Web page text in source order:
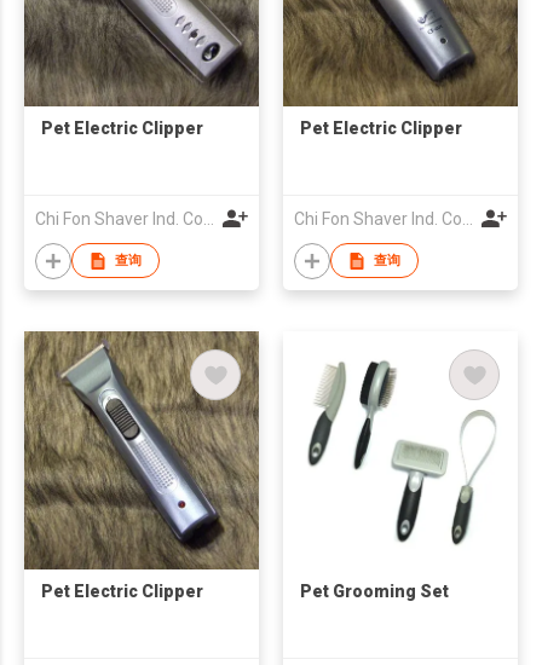
Pet Electric Clipper
Chi Fon Shaver Ind. Co., Ltd.
查询
Pet Electric Clipper
Chi Fon Shaver Ind. Co., Ltd.
查询
Pet Electric Clipper Pet Grooming Set